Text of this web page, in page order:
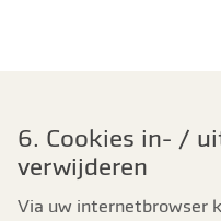
6. Cookies in- /
verwijderen
Via uw internetbrowser